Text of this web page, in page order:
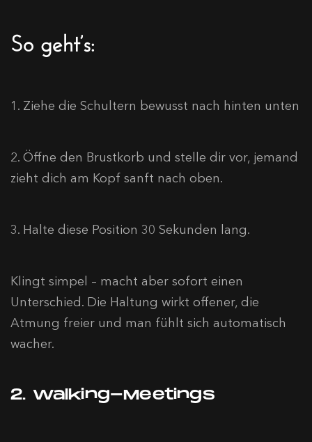
So geht’s:
1. Ziehe die Schultern bewusst nach hinten unten
2. Öffne den Brustkorb und stelle dir vor, jemand
zieht dich am Kopf sanft nach oben.
3. Halte diese Position 30 Sekunden lang.
Klingt simpel – macht aber sofort einen
Unterschied. Die Haltung wirkt offener, die
Atmung freier und man fühlt sich automatisch
wacher.
2. Walking-Meetings